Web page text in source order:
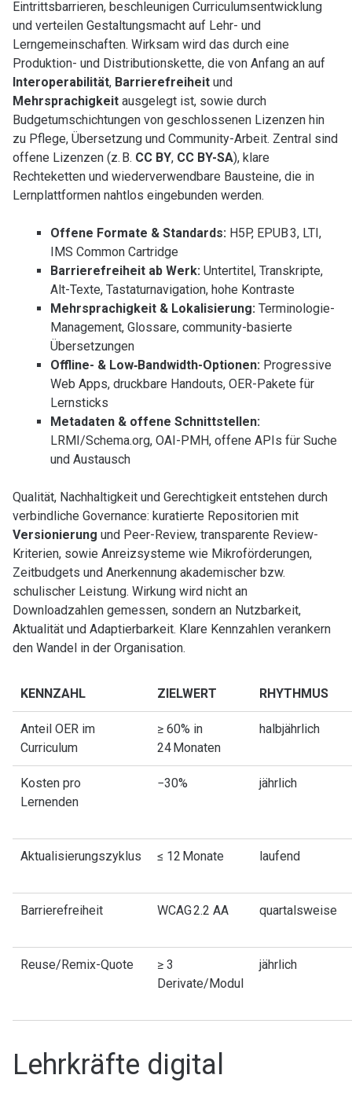
Eintrittsbarrieren, beschleunigen Curriculumsentwicklung
und verteilen Gestaltungsmacht auf Lehr- und
Lerngemeinschaften. Wirksam wird das durch eine
Produktion- und Distributionskette, die von Anfang an auf
Interoperabilität, Barrierefreiheitund
Mehrsprachigkeitausgelegt ist, sowie durch
Budgetumschichtungen von geschlossenen Lizenzen hin
zu Pflege, Übersetzung und Community-Arbeit. Zentral sind
offene Lizenzen (z. B. CC BY, CC BY-SA), klare
Rechteketten und wiederverwendbare Bausteine, die in
Lernplattformen nahtlos eingebunden werden.
Offene Formate & Standards: H5P, EPUB 3, LTI,
IMS Common Cartridge
Barrierefreiheit ab Werk: Untertitel, Transkripte,
Alt-Texte, Tastaturnavigation, hohe Kontraste
Mehrsprachigkeit & Lokalisierung: Terminologie-
Management, Glossare, community-basierte
Übersetzungen
Offline- & Low‑Bandwidth-Optionen: Progressive
Web Apps, druckbare Handouts, OER-Pakete für
Lernsticks
Metadaten & offene Schnittstellen:
LRMI/Schema.org, OAI-PMH, offene APIs für Suche
und Austausch
Qualität, Nachhaltigkeit und Gerechtigkeit entstehen durch
verbindliche Governance: kuratierte Repositorien mit
Versionierung und Peer-Review, transparente Review-
Kriterien, sowie Anreizsysteme wie Mikroförderungen,
Zeitbudgets und Anerkennung akademischer bzw.
schulischer Leistung. Wirkung wird nicht an
Downloadzahlen gemessen, sondern an Nutzbarkeit,
Aktualität und Adaptierbarkeit. Klare Kennzahlen verankern
den Wandel in der Organisation.
KENNZAHL ZIELWERT RHYTHMUS
Anteil OER im
Curriculum
≥ 60% in
24 Monaten
halbjährlich
Kosten pro
Lernenden
−30% jährlich
Aktualisierungszyklus ≤ 12 Monate laufend
Barrierefreiheit WCAG 2.2 AA quartalsweise
Reuse/Remix-Quote
≥ 3
Derivate/Modul
jährlich
Lehrkräfte digital